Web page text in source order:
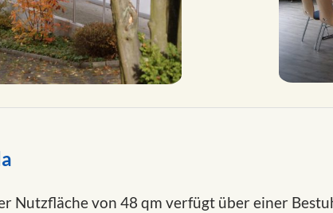
Nutzfläche von 48 qm verfügt über einer